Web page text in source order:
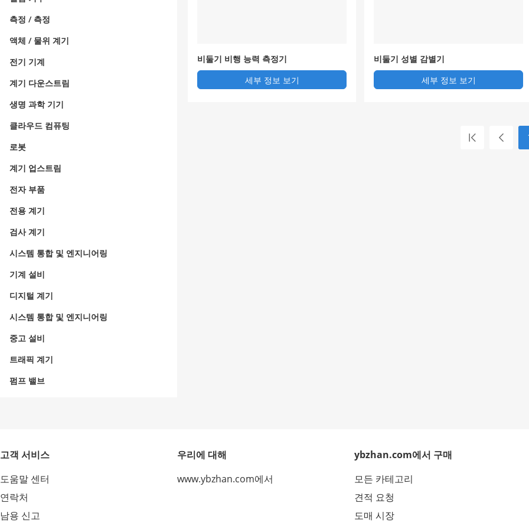
측정 / 측정
액체 / 물위 계기
전기 기계
계기 다운스트림
생명 과학 기기
클라우드 컴퓨팅
로봇
계기 업스트림
전자 부품
전용 계기
검사 계기
시스템 통합 및 엔지니어링
기계 설비
디지털 계기
시스템 통합 및 엔지니어링
중고 설비
트래픽 계기
펌프 밸브
비둘기 비행 능력 측정기
세부 정보 보기
비둘기 성별 감별기
세부 정보 보기
고객 서비스
도움말 센터
연락처
남용 신고
우리에 대해
www.ybzhan.com에서
ybzhan.com에서 구매
모든 카테고리
견적 요청
도매 시장